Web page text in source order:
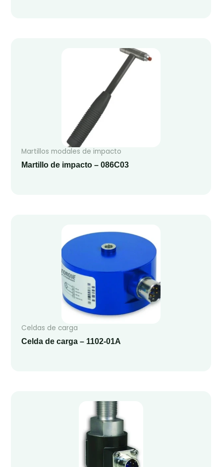
Martillos modales de impacto
Martillo de impacto – 086C03
Celdas de carga
Celda de carga – 1102-01A